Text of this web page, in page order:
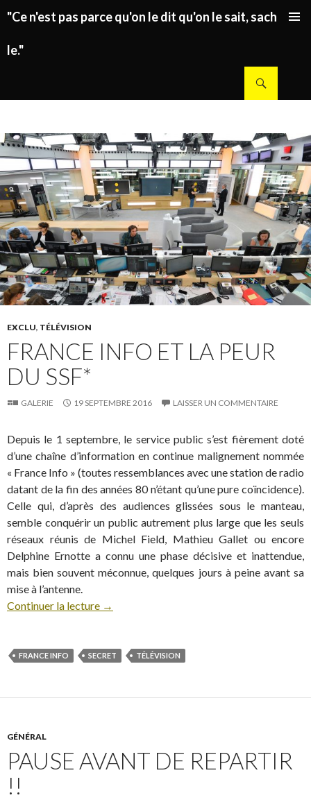
"Ce n'est pas parce qu'on le dit qu'on le sait, sachez
le."
EXCLU, TÉLÉVISION
FRANCE INFO ET LA PEUR
DU SSF*
GALERIE 19 SEPTEMBRE 2016 LAISSER UN COMMENTAIRE
Depuis le 1 septembre, le service public s’est fièrement doté
d’une chaîne d’information en continue malignement nommée
« France Info » (toutes ressemblances avec une station de radio
datant de la fin des années 80 n’étant qu’une pure coïncidence).
Celle qui, d’après des audiences glissées sous le manteau,
semble conquérir un public autrement plus large que les seuls
réseaux réunis de Michel Field, Mathieu Gallet ou encore
Delphine Ernotte a connu une phase décisive et inattendue,
mais bien souvent méconnue, quelques jours à peine avant sa
mise à l’antenne.
Continuer la lecture →
FRANCE INFO SECRET TÉLÉVISION
GÉNÉRAL
PAUSE AVANT DE REPARTIR
!!